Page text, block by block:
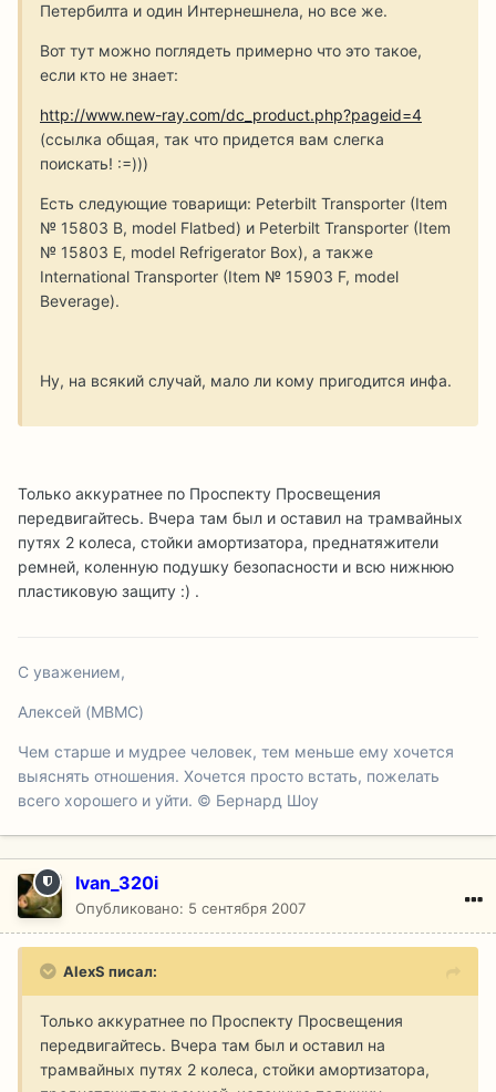
Петербилта и один Интернешнела, но все же.
Вот тут можно поглядеть примерно что это такое,
если кто не знает:
http://www.new-ray.com/dc_product.php?pageid=4
(ссылка общая, так что придется вам слегка
поискать! :=)))
Есть следующие товарищи: Peterbilt Transporter (Item
№ 15803 B, model Flatbed) и Peterbilt Transporter (Item
№ 15803 E, model Refrigerator Box), а также
International Transporter (Item № 15903 F, model
Beverage).
Ну, на всякий случай, мало ли кому пригодится инфа.
Только аккуратнее по Проспекту Просвещения
передвигайтесь. Вчера там был и оставил на трамвайных
путях 2 колеса, стойки амортизатора, преднатяжители
ремней, коленную подушку безопасности и всю нижнюю
пластиковую защиту :) .
С уважением,
Алексей (MBMC)
Чем старше и мудрее человек, тем меньше ему хочется
выяснять отношения. Хочется просто встать, пожелать
всего хорошего и уйти. © Бернард Шоу
Ivan_320i
Опубликовано: 5 сентября 2007
AlexS писал:
Только аккуратнее по Проспекту Просвещения
передвигайтесь. Вчера там был и оставил на
трамвайных путях 2 колеса, стойки амортизатора,